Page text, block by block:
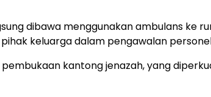
dibawa menggunakan ambulans ke
keluarga dalam pengawalan
kantong jenazah, yang